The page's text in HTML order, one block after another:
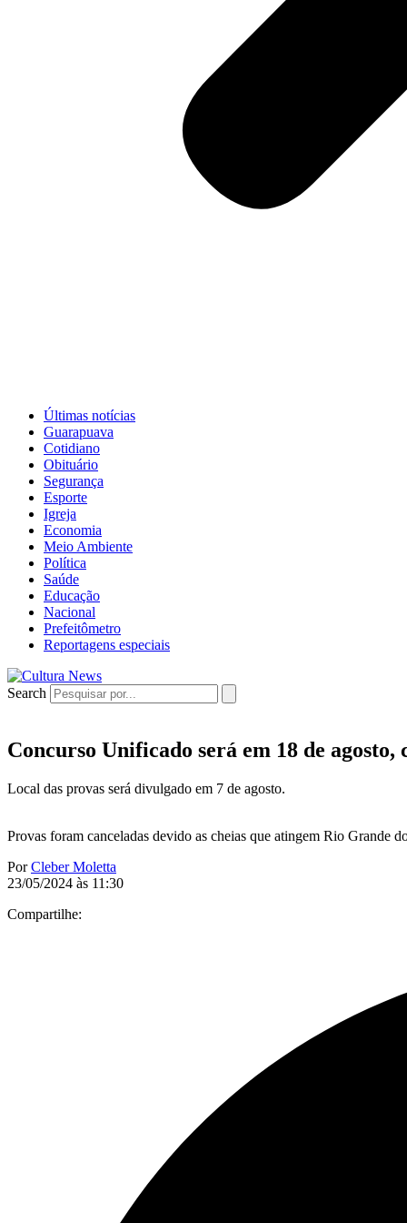
Últimas notícias
Guarapuava
Cotidiano
Obituário
Segurança
Esporte
Igreja
Economia
Meio Ambiente
Política
Saúde
Educação
Nacional
Prefeitômetro
Reportagens especiais
Search
Concurso Unificado será em 18 de
Local das provas será divulgado em 7 de agosto.
Provas foram canceladas devido as cheias que atingem Rio Grande
PorCleber Moletta
23/05/2024 às 11:30
Compartilhe: